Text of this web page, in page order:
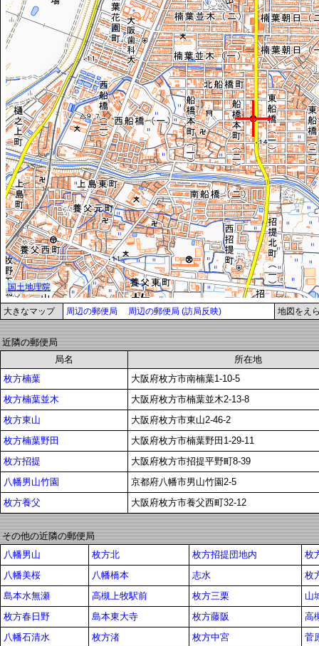
大きなマップ 周辺の郵便局 周辺の郵便局 (訪局反映) 地図をえ
近隣の郵便局
局名
所在地
枚方楠葉
大阪府枚方市南楠葉1-10-5
枚方楠葉並木
大阪府枚方市楠葉並木2-13-8
枚方東山
大阪府枚方市東山2-46-2
枚方楠葉野田
大阪府枚方市楠葉野田1-29-11
枚方招提
大阪府枚方市招提平野町8-39
八幡男山竹園
京都府八幡市男山竹園2-5
枚方養父
大阪府枚方市養父西町32-12
その他の近隣の郵便局
八幡男山
枚方北 枚方招提団地内
枚
八幡美桜
八幡橋本 志水
枚
島本水無瀬
高槻上牧駅前 枚方三栗
山
枚方春日野
島本東大寺 枚方藤阪
高
八幡石清水
枚方渚 枚方中宮
菅